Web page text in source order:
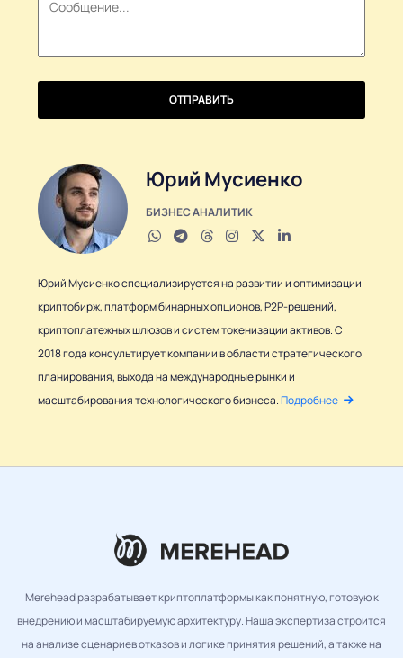
ОТПРАВИТЬ
Юрий Мусиенко
БИЗНЕС АНАЛИТИК
Юрий Мусиенко специализируется на развитии и оптимизации
криптобирж, платформ бинарных опционов, P2P-решений,
криптоплатежных шлюзов и систем токенизации активов. С
2018 года консультирует компании в области стратегического
планирования, выхода на международные рынки и
масштабирования технологического бизнеса.Подробнее
Merehead разрабатывает криптоплатформы как понятную, готовую к
внедрению и масштабируемую архитектуру. Наша экспертиза строится
на анализе сценариев отказов и логике принятия решений, а также на